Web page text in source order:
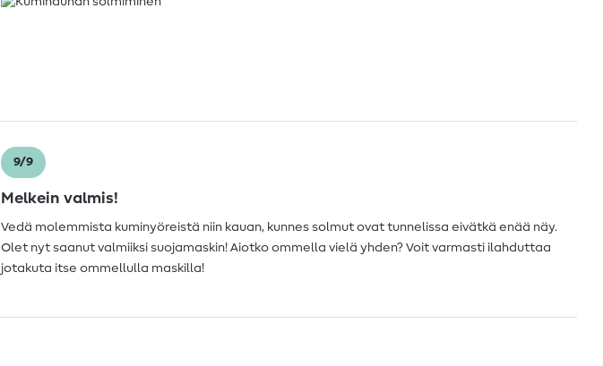
9/9
Melkein valmis!
Vedä molemmista kuminyöreistä niin kauan, kunnes solmut ovat tunnelissa eivätkä enää näy.
Olet nyt saanut valmiiksi suojamaskin! Aiotko ommella vielä yhden? Voit varmasti ilahduttaa
jotakuta itse ommellulla maskilla!